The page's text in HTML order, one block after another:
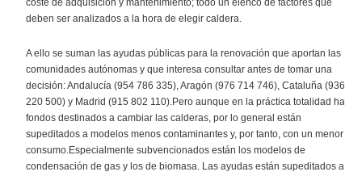
coste de adquisición y mantenimiento; todo un elenco de factores que
deben ser analizados a la hora de elegir caldera.
A ello se suman las ayudas públicas para la renovación que aportan las
comunidades autónomas y que interesa consultar antes de tomar una
decisión: Andalucía (954 786 335), Aragón (976 714 746), Cataluña (936
220 500) y Madrid (915 802 110).Pero aunque en la práctica totalidad hay
fondos destinados a cambiar las calderas, por lo general están
supeditados a modelos menos contaminantes y, por tanto, con un menor
consumo.Especialmente subvencionados están los modelos de
condensación de gas y los de biomasa. Las ayudas están supeditados a